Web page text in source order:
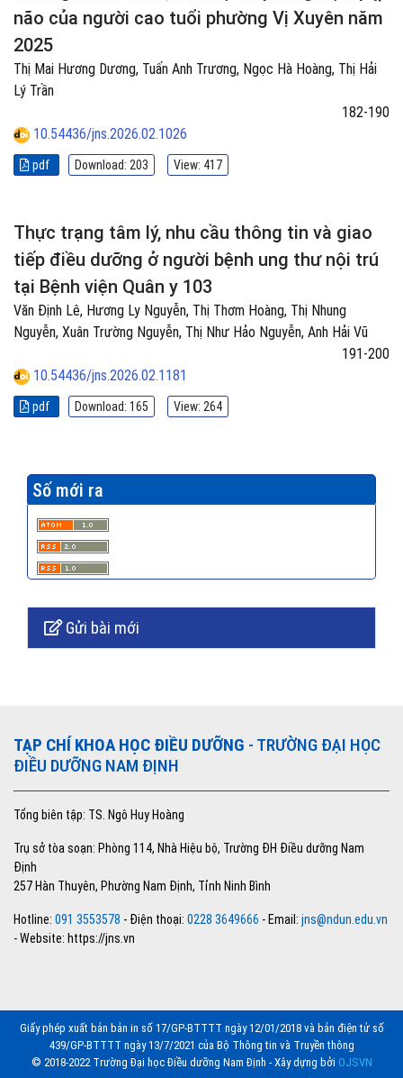
não của người cao tuổi phường Vị Xuyên năm
2025
Thị Mai Hương Dương, Tuấn Anh Trương, Ngọc Hà Hoàng, Thị Hải
Lý Trần
182-190
10.54436/jns.2026.02.1026
pdf Download: 203 View: 417
Thực trạng tâm lý, nhu cầu thông tin và giao
tiếp điều dưỡng ở người bệnh ung thư nội trú
tại Bệnh viện Quân y 103
Văn Định Lê, Hương Ly Nguyễn, Thị Thơm Hoàng, Thị Nhung
Nguyễn, Xuân Trường Nguyễn, Thị Như Hảo Nguyễn, Anh Hải Vũ
191-200
10.54436/jns.2026.02.1181
pdf Download: 165 View: 264
Số mới ra
Gửi bài mới
TẠP CHÍ KHOA HỌC ĐIỀU DƯỠNG - TRƯỜNG ĐẠI HỌC
ĐIỀU DƯỠNG NAM ĐỊNH
Tổng biên tập: TS. Ngô Huy Hoàng
Trụ sở tòa soạn: Phòng 114, Nhà Hiệu bộ, Trường ĐH Điều dưỡng Nam
Định
257 Hàn Thuyên, Phường Nam Định, Tỉnh Ninh Bình
Hotline: 091 3553578 - Điện thoại: 0228 3649666 - Email: jns@ndun.edu.vn
- Website: https://jns.vn
Giấy phép xuất bản bản in số 17/GP-BTTTT ngày 12/01/2018 và bản điện tử số
439/GP-BTTTT ngày 13/7/2021 của Bộ Thông tin và Truyền thông
© 2018-2022 Trường Đại học Điều dưỡng Nam Định - Xây dựng bởi OJSVN